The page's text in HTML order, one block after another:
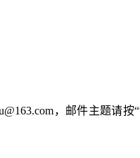
，邮件主题请